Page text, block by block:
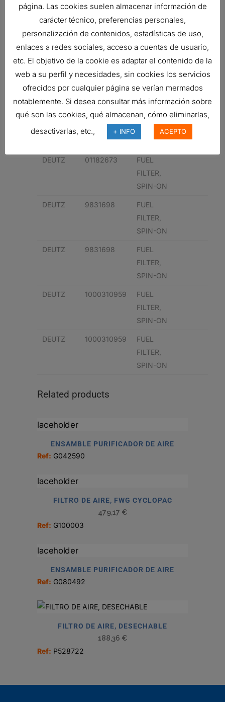
REFERENCIA CRUZADA
Nombre
del
fabricante
N° de pieza
del
fabricante
Descripción Notas
DEUTZ 10412130
FUEL
FILTER,
SPIN-ON
10412130
FUEL
SPIN-ON
DEUTZ 01182673
FUEL
FILTER,
SPIN-ON
DEUTZ 9831698
FUEL
FILTER,
SPIN-ON
DEUTZ 9831698
FUEL
FILTER,
SPIN-ON
DEUTZ 1000310959
FUEL
FILTER,
SPIN-ON
DEUTZ 1000310959
FUEL
FILTER,
SPIN-ON
Related products
ENSAMBLE PURIFICADOR DE AIRE
Ref: G042590
FILTRO DE AIRE, FWG CYCLOPAC
479,17 €
Ref: G100003
ENSAMBLE PURIFICADOR DE AIRE
Ref: G080492
FILTRO DE AIRE, DESECHABLE
188,36 €
Ref: P528722
página. Las cookies suelen almacenar información de
carácter técnico, preferencias personales,
personalización de contenidos, estadísticas de uso,
enlaces a redes sociales, acceso a cuentas de usuario,
etc. El objetivo de la cookie es adaptar el contenido de la
web a su perfil y necesidades, sin cookies los servicios
ofrecidos por cualquier página se verían mermados
notablemente. Si desea consultar más información sobre
qué son las cookies, qué almacenan, cómo eliminarlas,
desactivarlas, etc.,
+ INFO ACEPTO